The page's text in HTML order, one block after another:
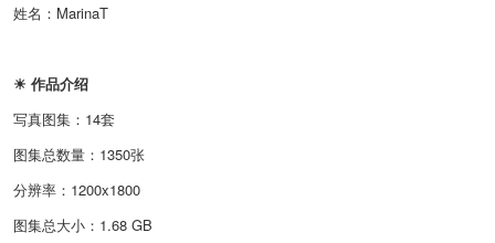
姓名：MarinaT
☀ 作品介绍
写真图集：14套
图集总数量：1350张
分辨率：1200x1800
图集总大小：1.68 GB